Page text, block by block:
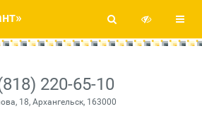
220-65-10
18, Архангельск, 163000